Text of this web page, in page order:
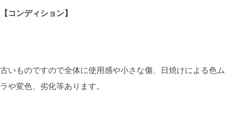
【コンディション】
古いものですので全体に使用感や小さな傷、日焼けによる色ム
ラや変色、劣化等あります。